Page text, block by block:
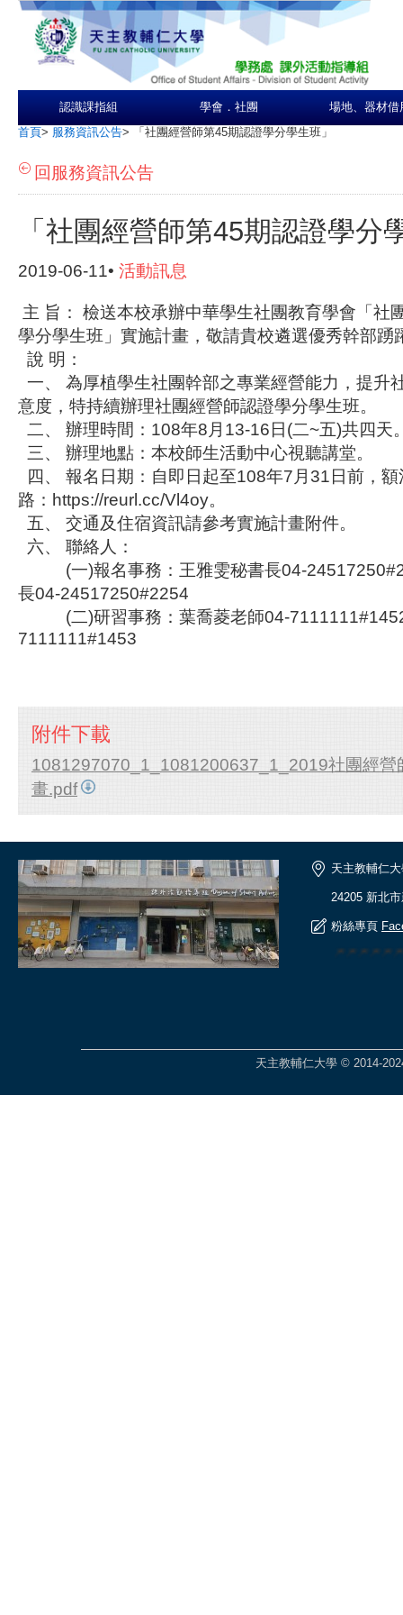
認識課指組 學會．社團 場地、器材借
首頁> 服務資訊公告> 「社團經營師第45期認證學分學生班」
回服務資訊公告
「社團經營師第45期認證學分
2019-06-11• 活動訊息
主 旨： 檢送本校承辦中華學生社團教育學會「社
學分學生班」實施計畫，敬請貴校遴選優秀幹部
說 明：
一、 為厚植學生社團幹部之專業經營能力，提升
意度，特持續辦理社團經營師認證學分學生班。
二、 辦理時間：108年8月13-16日(二~五)共四天
三、 辦理地點：本校師生活動中心視聽講堂。
四、 報名日期：自即日起至108年7月31日前，
路：https://reurl.cc/Vl4oy。
五、 交通及住宿資訊請參考實施計畫附件。
六、 聯絡人：
(一)報名事務：王雅雯秘書長04-
長04-24517250#2254
(二)研習事務：葉喬菱老師04-
7111111#1453
附件下載
1081297070_1_1081200637_1_2019社團經營
畫.pdf
天主教輔仁
24205 新北
粉絲專頁
天主教輔仁大學 © 2014-